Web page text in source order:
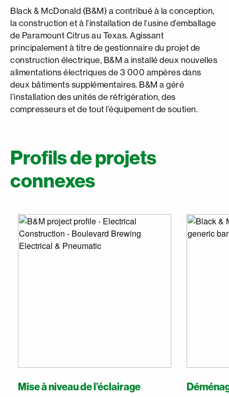
Black & McDonald (B&M) a contribué à la conception,
la construction et à l’installation de l’usine d’emballage
de Paramount Citrus au Texas. Agissant
principalement à titre de gestionnaire du projet de
construction électrique, B&M a installé deux nouvelles
alimentations électriques de 3 000 ampères dans
deux bâtiments supplémentaires. B&M a géré
l’installation des unités de réfrigération, des
compresseurs et de tout l’équipement de soutien.
Profils de projets
connexes
Mise à niveau de l’éclairage